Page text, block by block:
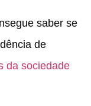
saber se
de
da sociedade